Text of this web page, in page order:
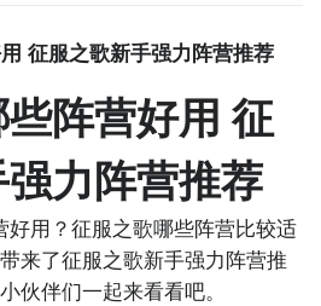
敌。
魔法师，如果没有搞定征服之
很难继续抬头挺胸的面对新的
后。我们心中才更有底气，这
更加有恃无恐，不至于时刻担心
失胜利。
的精华也会显示在单位卡的右
精华。
提供3秩序精华。
征服之歌新手强力阵营推荐
阵营好用 征
力阵营推荐
用？征服之歌哪些阵营比较适
来了征服之歌新手强力阵营推
伙伴们一起来看看吧。